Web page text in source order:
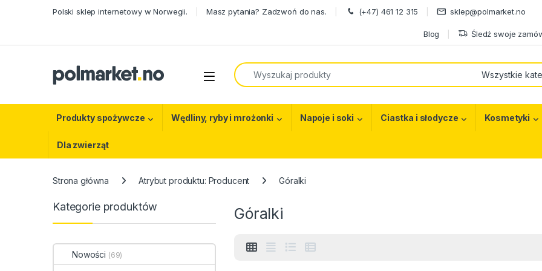
Polski sklep internetowy w Norwegii. Masz pytania? Zadzwoń do nas. (+47) 461 12 315 sklep@polmarket.no
Blog Śledź swoje
Open
Search for:
Produkty spożywcze Wędliny, ryby i mrożonki Napoje i soki Ciastka i słodycze Kosmetyki
Dla zwierząt
Strona główna Atrybut produktu: Producent Góralki
Góralki
Kategorie produktów
Nowości (69)